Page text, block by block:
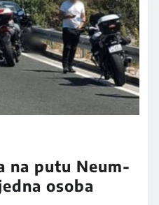
na putu Neum-
osoba